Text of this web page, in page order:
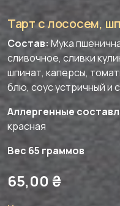
Тарт с лососем,
Состав:Мука
сливочное, сливки
шпинат, каперсы,
блю, соус устричный и
Аллергенные
красная
Вес 65 граммов
65,00 ₴